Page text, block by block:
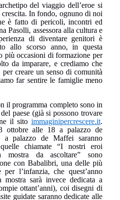
del viaggio dell’eroe si
crescita. In fondo, ognuno di noi
è fatto di pericoli, incontri ed
Pasolli, assessora alla cultura e
di diventare genitori è
allo scorso anno, in questa
più occasioni di formazione per
da imparare, e crediamo che
creare un senso di comunità
far sentire le famiglie meno
il programma completo sono in
paese (già si possono trovare
il sito immaginipercrescere.it.
ottobre alle 18 a palazzo de
palazzo de Maffei saranno
chiamate “I nostri eroi
da ascoltare” sono
con Babalibri, una delle più
l’infanzia, che quest’anno
mostra sarà invece dedicata a
ottant’anni), coi disegni di
guidate saranno dedicate alle